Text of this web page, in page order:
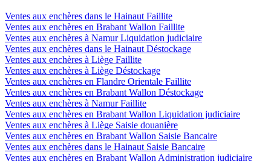
Ventes aux enchères dans le Hainaut Faillite
Ventes aux enchères en Brabant Wallon Faillite
Ventes aux enchères à Namur Liquidation judiciaire
Ventes aux enchères dans le Hainaut Déstockage
Ventes aux enchères à Liège Faillite
Ventes aux enchères à Liège Déstockage
Ventes aux enchères en Flandre Orientale Faillite
Ventes aux enchères en Brabant Wallon Déstockage
Ventes aux enchères à Namur Faillite
Ventes aux enchères en Brabant Wallon Liquidation judiciaire
Ventes aux enchères à Liège Saisie douanière
Ventes aux enchères en Brabant Wallon Saisie Bancaire
Ventes aux enchères dans le Hainaut Saisie Bancaire
Ventes aux enchères en Brabant Wallon Administration judiciaire